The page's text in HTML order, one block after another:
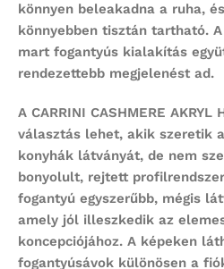
könnyen beleakadna a ruha,
könnyebben tisztán tartható.
mart fogantyús kialakítás
rendezettebb megjelenést ad.
A CARRINI CASHMERE
választás lehet, akik szeretik
konyhák látványát, de nem
bonyolult, rejtett
fogantyú egyszerűbb, mégis
amely jól illeszkedik az
koncepciójához. A képeken
fogantyúsávok különösen a